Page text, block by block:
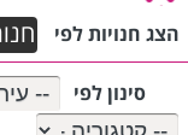
הצג חנויות לפי
סינון לפי